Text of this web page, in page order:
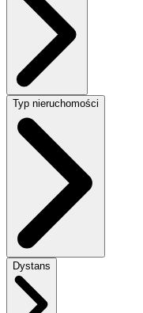
Typ nieruchomości
Dystans